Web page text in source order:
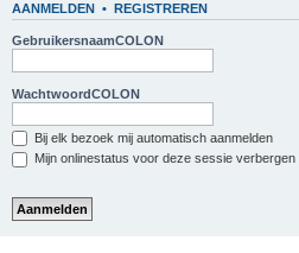
AANMELDEN • REGISTREREN
GebruikersnaamCOLON
WachtwoordCOLON
Bij elk bezoek mij automatisch aanmelden
Mijn onlinestatus voor deze sessie verbergen